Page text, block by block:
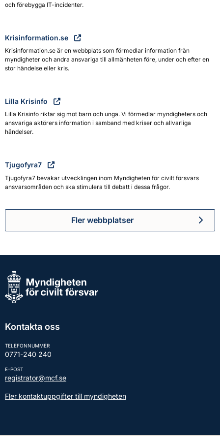
och förebygga IT-incidenter.
Krisinformation.se
Krisinformation.se är en webbplats som förmedlar information från
myndigheter och andra ansvariga till allmänheten före, under och efter en
stor händelse eller kris.
Lilla Krisinfo
Lilla Krisinfo riktar sig mot barn och unga. Vi förmedlar myndigheters och
ansvariga aktörers information i samband med kriser och allvarliga
händelser.
Tjugofyra7
Tjugofyra7 bevakar utvecklingen inom Myndigheten för civilt försvars
ansvarsområden och ska stimulera till debatt i dessa frågor.
Fler webbplatser
Kontakta oss
TELEFONNUMMER
0771-240 240
E-POST
registrator@mcf.se
Fler kontaktuppgifter till myndigheten